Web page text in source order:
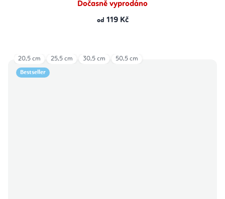
Dočasně vyprodáno
od 119 Kč
Bestseller
20,5 cm 25,5 cm 30,5 cm 50,5 cm